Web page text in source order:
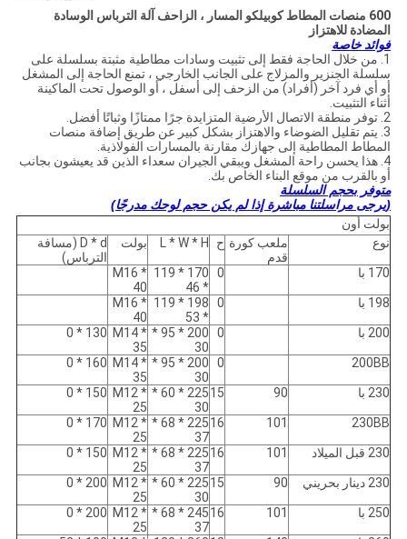
600 منصات المطاط كوبيلكو المسار ، الزاحف آلة الترباس الوسادة
المضادة للاهتزاز
فوائد خاصة
1. من خلال الحاجة فقط إلى تثبيت وسادات مطاطية مثبتة بسلسلة على
سلسلة الجنزير والمزلاج على الجانب الخارجي ، تمنع الحاجة إلى المشغل
أو أي فرد آخر (أفراد) من الزحف إلى أسفل ، أو الوصول تحت الماكينة
أثناء التثبيت.
2. توفر منطقة الاتصال الأرضية المتزايدة جرًا ممتازًا وثباتًا أفضل.
3. يتم تقليل الضوضاء والاهتزاز بشكل كبير عن طريق إضافة منصات
المطاط المطاطية إلى جهازك مقارنة بالمسارات الفولاذية.
4. هذا يحسن راحة المشغل ويبقي الجيران سعداء الذين قد يعيشون بجانب
أو بالقرب من موقع البناء الخاص بك.
متوفر بحجم السلسلة
(يرجى مراسلتنا مباشرة إذا لم يكن حجم لوحك مدرجًا)
بولت أون
نوع
ملعب كورة
قدم
ح L * W * H بولت
D * d (مسافة
الترباس)
170 با
0
170 * 119
* 46
M16 *
40
198 با
0
198 * 119
* 53
M16 *
40
200 با
0
200 * 95 *
30
M14 *
35
130 * 0
200BB
0
200 * 95 *
30
M14 *
35
160 * 0
230 با 90
15
225 * 60 *
30
M12 *
25
150 * 0
230BB
101
16
225 * 68 *
37
M12 *
25
170 * 0
230 قبل الميلاد 101
16
225 * 68 *
37
M12 *
25
150 * 0
230 دينار بحريني 90
15
225 * 60 *
30
M12 *
25
200 * 0
250 با 101
16
245 * 68 *
37
M12 *
25
200 * 0